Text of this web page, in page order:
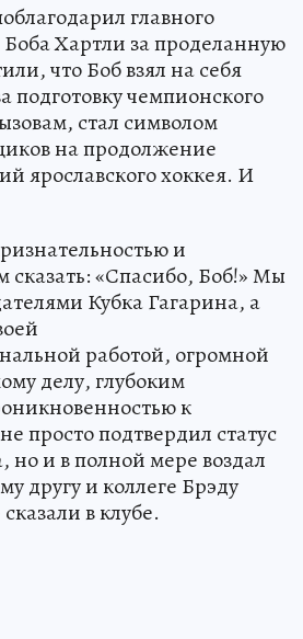
главного
Хартли за проделанную
что Боб взял на себя
подготовку чемпионского
стал символом
на продолжение
ярославского хоккея. И
и
«Спасибо, Боб!» Мы
Кубка Гагарина, а
работой, огромной
делу, глубоким
к
просто подтвердил статус
и в полной мере воздал
другу и коллеге Брэду
в клубе.